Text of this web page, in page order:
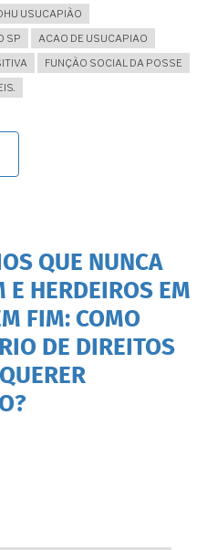
USUCAPIÃO
SP
ACAO DE USUCAPIAO
FUNÇÃO SOCIAL DA POSSE
QUE
QUE NUNCA
E HERDEIROS EM
FIM: COMO
DE DIREITOS